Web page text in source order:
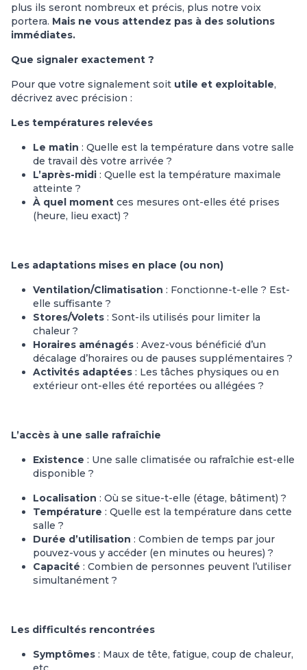
plus ils seront nombreux et précis, plus notre voix
portera. Mais ne vous attendez pas à des solutions
immédiates.
Que signaler exactement ?
Pour que votre signalement soit utile et exploitable,
décrivez avec précision :
Les températures relevées
Le matin : Quelle est la température dans votre salle
de travail dès votre arrivée ?
L’après-midi : Quelle est la température maximale
atteinte ?
À quel moment ces mesures ont-elles été prises
(heure, lieu exact) ?
Les adaptations mises en place (ou non)
Ventilation/Climatisation : Fonctionne-t-elle ? Est-
elle suffisante ?
Stores/Volets : Sont-ils utilisés pour limiter la
chaleur ?
Horaires aménagés : Avez-vous bénéficié d’un
décalage d’horaires ou de pauses supplémentaires ?
Activités adaptées : Les tâches physiques ou en
extérieur ont-elles été reportées ou allégées ?
L’accès à une salle rafraîchie
Existence : Une salle climatisée ou rafraîchie est-elle
disponible ?
Localisation : Où se situe-t-elle (étage, bâtiment) ?
Température : Quelle est la température dans cette
salle ?
Durée d’utilisation : Combien de temps par jour
pouvez-vous y accéder (en minutes ou heures) ?
Capacité : Combien de personnes peuvent l’utiliser
simultanément ?
Les difficultés rencontrées
Symptômes : Maux de tête, fatigue, coup de chaleur,